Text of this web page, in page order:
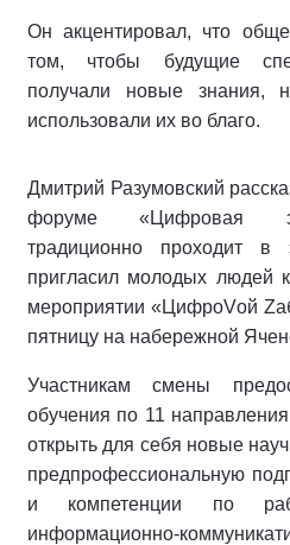
Он акцентировал, что
том, чтобы будущие
получали новые знания,
использовали их во благо.
Дмитрий Разумовский
форуме «Цифровая
традиционно проходит
пригласил молодых людей
мероприятии «ЦифроVой
пятницу на набережной
Участникам смены
обучения по 11
открыть для себя новые
предпрофессиональную
и компетенции по
информационно-